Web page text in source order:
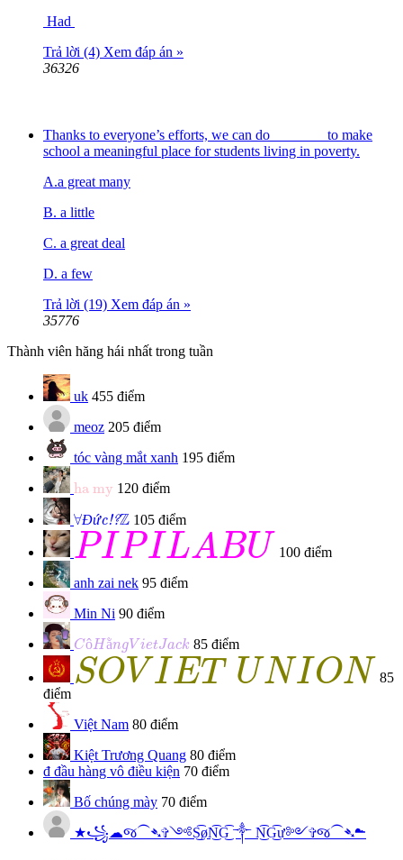
Had
Trả lời (4) Xem đáp án »
36326
Thanks to everyone’s efforts, we can do _______ to make
school a meaningful place for students living in poverty.
A.a great many
B. a little
C. a great deal
D. a few
Trả lời (19) Xem đáp án »
35776
Thành viên hăng hái nhất trong tuần
uk 455 điểm
meoz 205 điểm
tóc vàng mắt xanh 195 điểm
ha my
ha my 120 điểm
∀
∀Đức!?
Đức!?Z
Z 105 điểm
PIPILABU
PIPILABU
100 điểm
anh zai nek 95 điểm
Min Ni 90 điểm
CôHằngVietJack
CôHằn Viet a ck 85 điểm
SOV IET UNION
SOVIET U NION
85
điểm
Việt Nam 80 điểm
Kiệt Trương Quang 80 điểm
đ đầu hàng vô điều kiện 70 điểm
Bố chúng mày 70 điểm
★꧁☁︎જ⁀➴✞༺S͜͡øN͜͡G͜͡ ༒︎ N͜͡G͜͡ư༻✞જ⁀➴☁︎